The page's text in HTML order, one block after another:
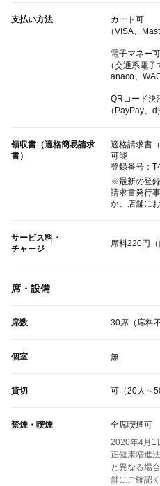
支払い方法
カード可
（VISA、
電子マネー可
（交通系電
anaco、
QRコード決
（PayPay、
領収書（適格簡易請求
書）
適格請求書
可能
登録番号：
※最新の登
請求書発行
か、店舗に
サービス料・
チャージ
席料220円（
席・設備
席数 30席（席料
個室 無
貸切 可（20人～
禁煙・喫煙
全席喫煙可
2020年4月1
正健康増進
と異なる場
舗にご確認く